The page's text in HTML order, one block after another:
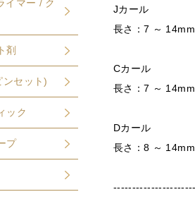
Jカ
長さ：7 ～ 14mm
Cカ
長さ：7 ～ 14mm
Dカール
長さ：8 ～ 14mm
イマー / ク
剤
ンセット)
ック
プ